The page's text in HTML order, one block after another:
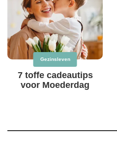
Gezinsleven
7 toffe cadeautips
voor Moederdag